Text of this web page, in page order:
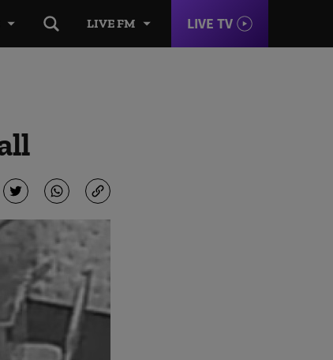
LIVE FM LIVE TV